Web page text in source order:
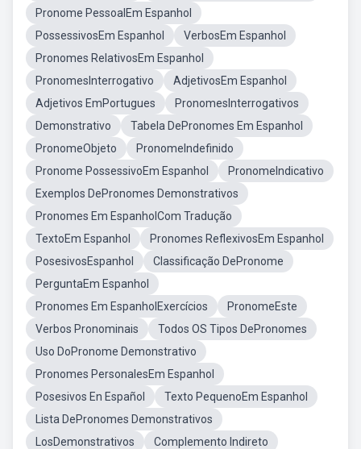
Pronome PessoalEm Espanhol
PossessivosEm Espanhol
VerbosEm Espanhol
Pronomes RelativosEm Espanhol
PronomesInterrogativo
AdjetivosEm Espanhol
Adjetivos EmPortugues
PronomesInterrogativos
Demonstrativo
Tabela DePronomes Em Espanhol
PronomeObjeto
PronomeIndefinido
Pronome PossessivoEm Espanhol
PronomeIndicativo
Exemplos DePronomes Demonstrativos
Pronomes Em EspanholCom Tradução
TextoEm Espanhol
Pronomes ReflexivosEm Espanhol
PosesivosEspanhol
Classificação DePronome
PerguntaEm Espanhol
Pronomes Em EspanholExercícios
PronomeEste
Verbos Pronominais
Todos OS Tipos DePronomes
Uso DoPronome Demonstrativo
Pronomes PersonalesEm Espanhol
Posesivos En Español
Texto PequenoEm Espanhol
Lista DePronomes Demonstrativos
LosDemonstrativos
Complemento Indireto